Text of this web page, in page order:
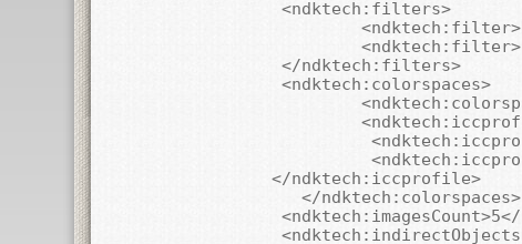
       </ndktech:iccprofile>
          </ndktech:colorspaces>